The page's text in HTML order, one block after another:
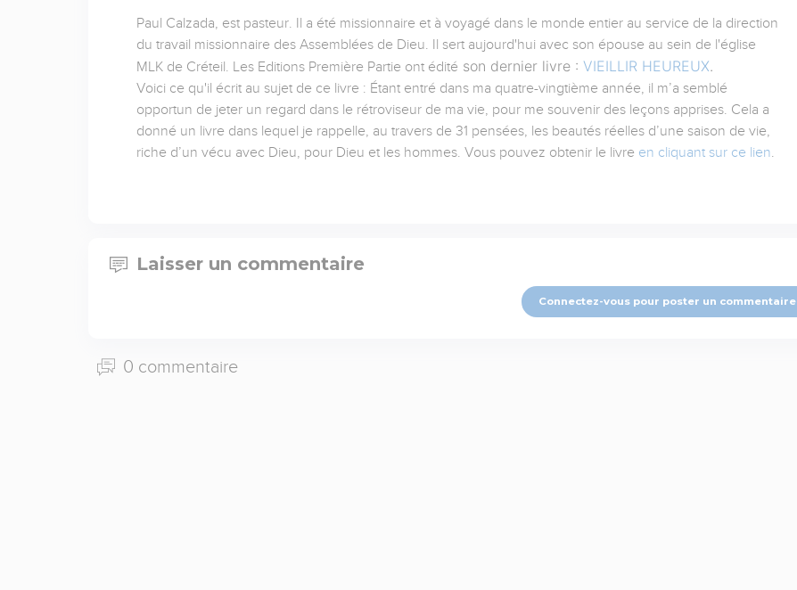
Paul Calzada, est pasteur. Il a été missionnaire et à voyagé dans le monde entier au service de la direction
du travail missionnaire des Assemblées de Dieu. Il sert aujourd'hui avec son épouse au sein de l'église
MLK de Créteil. Les Editions Première Partie ont édité son dernier livre : VIEILLIR HEUREUX.
Voici ce qu'il écrit au sujet de ce livre : Étant entré dans ma quatre-vingtième année, il m’a semblé
opportun de jeter un regard dans le rétroviseur de ma vie, pour me souvenir des leçons apprises. Cela a
donné un livre dans lequel je rappelle, au travers de 31 pensées, les beautés réelles d’une saison de vie,
riche d’un vécu avec Dieu, pour Dieu et les hommes. Vous pouvez obtenir le livre en cliquant sur ce lien.
Laisser un commentaire
Connectez-vous pour poster un commentaire
0 commentaire